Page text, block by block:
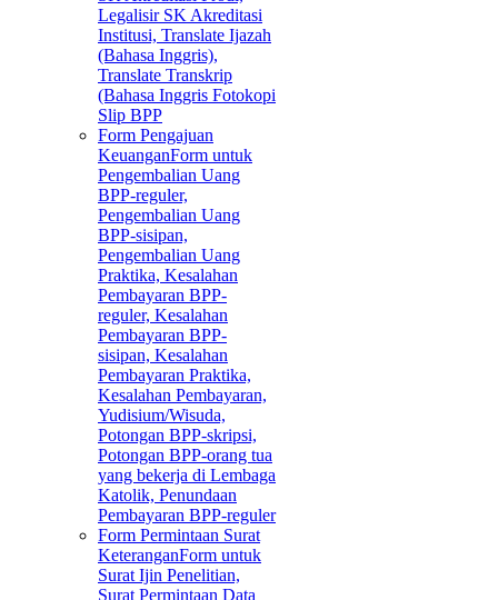
Legalisir SK Akreditasi
Institusi, Translate Ijazah
(Bahasa Inggris),
Translate Transkrip
(Bahasa Inggris Fotokopi
Slip BPP
Form Pengajuan
KeuanganForm untuk
Pengembalian Uang
BPP-reguler,
Pengembalian Uang
BPP-sisipan,
Pengembalian Uang
Praktika, Kesalahan
Pembayaran BPP-
reguler, Kesalahan
Pembayaran BPP-
sisipan, Kesalahan
Pembayaran Praktika,
Kesalahan Pembayaran,
Yudisium/Wisuda,
Potongan BPP-skripsi,
Potongan BPP-orang tua
yang bekerja di Lembaga
Katolik, Penundaan
Pembayaran BPP-reguler
Form Permintaan Surat
KeteranganForm untuk
Surat Ijin Penelitian,
Surat Permintaan Data